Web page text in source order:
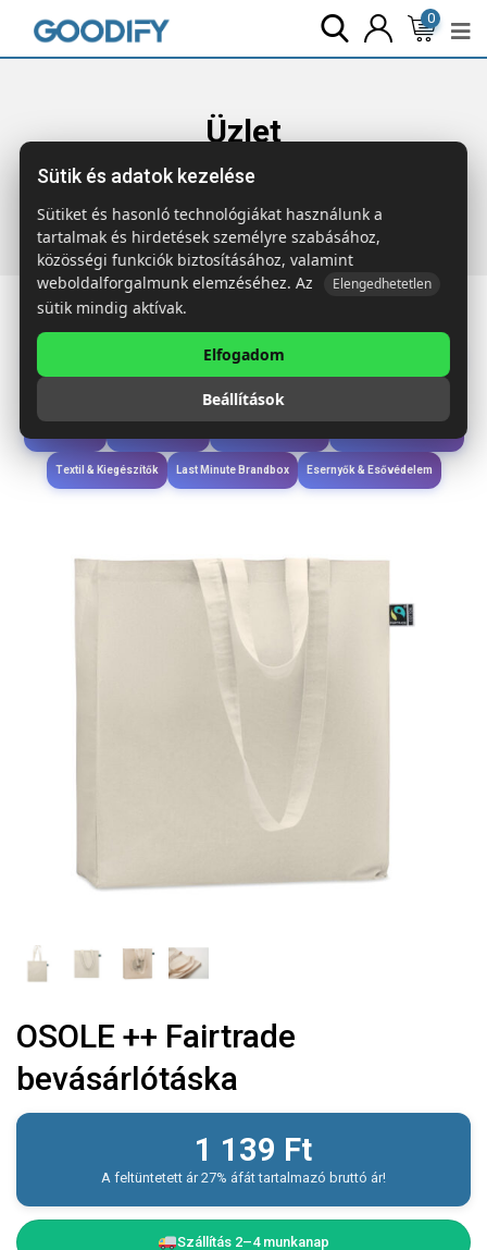
0
Üzlet
Főoldal Termékek Táskák & Utazás
bevásárlótáska
Étkezés & Ivás
Wellness & Ápolás
Textil & Kiegészítők Last Minute Brandbox Esernyők & Esővédelem
OSOLE ++ Fairtrade
bevásárlótáska
1 139 Ft
A feltüntetett ár 27% áfát tartalmazó bruttó ár!
Szállítás 2–4 munkanap
Sütik és adatok kezelése
Sütiket és hasonló technológiákat használunk a
tartalmak és hirdetések személyre szabásához,
közösségi funkciók biztosításához, valamint
weboldalforgalmunk elemzéséhez. Az
Elengedhetetlen
sütik mindig aktívak.
Elfogadom
Beállítások